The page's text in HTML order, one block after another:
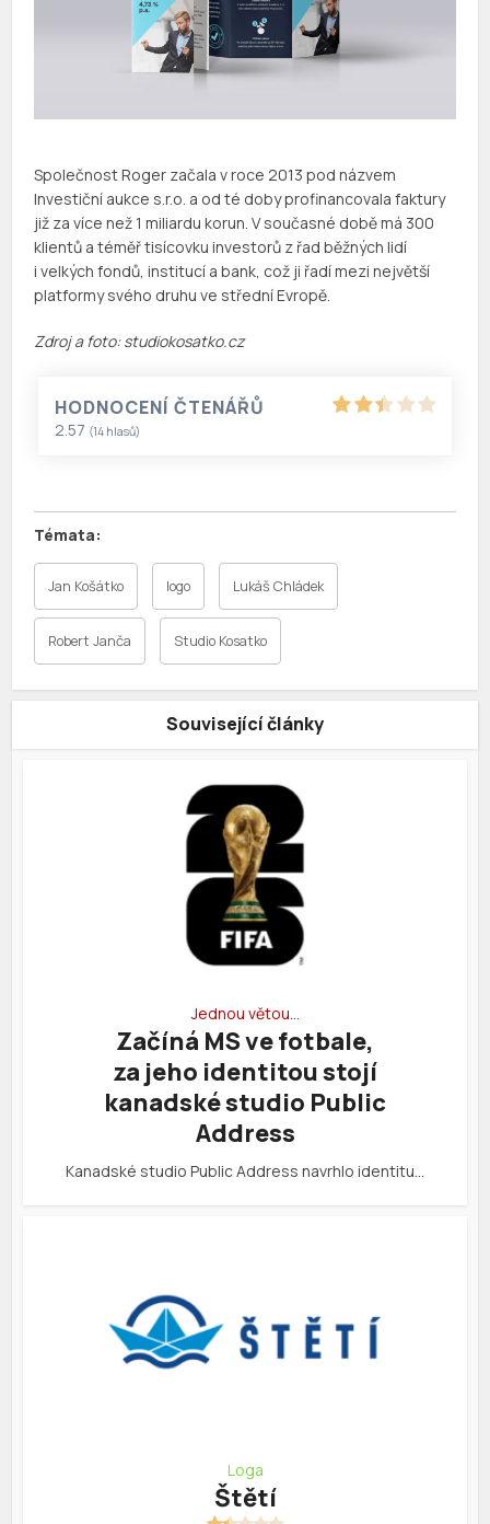
Společnost Roger začala v roce 2013 pod názvem
Investiční aukce s.r.o. a od té doby profinancovala faktury
již za více než 1 miliardu korun. V současné době má 300
klientů a téměř tisícovku investorů z řad běžných lidí
i velkých fondů, institucí a bank, což ji řadí mezi největší
platformy svého druhu ve střední Evropě.
Zdroj a foto: studiokosatko.cz
HODNOCENÍ ČTENÁŘŮ
2.57 (14 hlasů)
Jan Košátko logo Lukáš Chládek
Robert Janča Studio Kosatko
Související články
Jednou větou…
Začíná MS ve fotbale,
za jeho identitou stojí
kanadské studio Public
Address
Kanadské studio Public Address navrhlo identitu…
Loga
Štětí